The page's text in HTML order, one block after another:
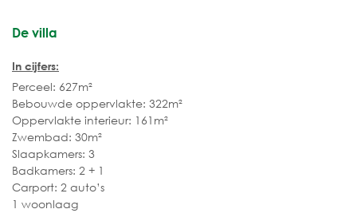
De villa
In cijfers:
Perceel: 627m²
Bebouwde oppervlakte: 322m²
Oppervlakte interieur: 161m²
Zwembad: 30m²
Slaapkamers: 3
Badkamers: 2 + 1
Carport: 2 auto’s
1 woonlaag